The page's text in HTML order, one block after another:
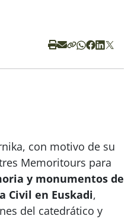
con motivo de su
Memoritours para
y monumentos de
Civil en Euskadi,
del catedrático y